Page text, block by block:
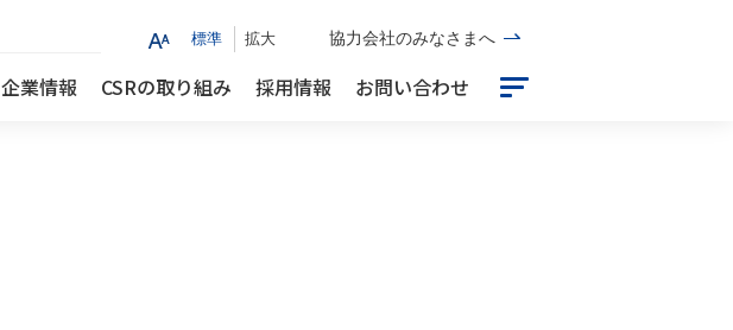
標準 拡大 協力会社のみなさまへ
企業情報 CSRの取り組み 採用情報 お問い合わせ